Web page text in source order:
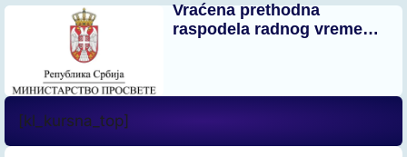
Vraćena prethodna
raspodela radnog vreme…
[kl_kursna_top]